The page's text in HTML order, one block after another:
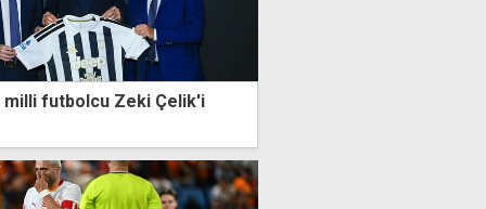
milli futbolcu Zeki Çelik'i